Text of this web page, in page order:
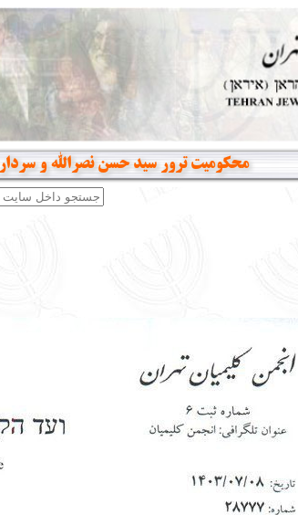
محکومیت ترور سید حسن نصرالله و